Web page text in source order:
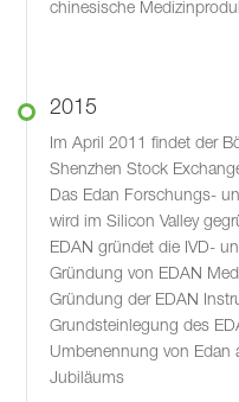
chinesische
2015
Im April 2011 findet der
Shenzhen Stock
Das Edan Forschungs-
wird im Silicon Valley
EDAN gründet die IVD-
Gründung von EDAN
Gründung der EDAN
Grundsteinlegung des
Umbenennung von Edan
Jubiläums